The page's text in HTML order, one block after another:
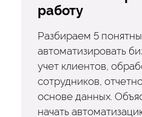
работу
Разбираем 5
автоматизировать
учет клиентов,
сотрудников,
основе данных.
начать